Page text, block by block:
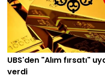
UBS'den "Alım fırsatı"
verdi